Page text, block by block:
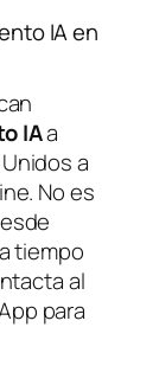
IA en
IAa
a
No es
tiempo
al
para